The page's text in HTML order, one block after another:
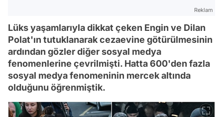
Reklam
Lüks yaşamlarıyla dikkat çeken Engin ve Dilan
Polat'ın tutuklanarak cezaevine götürülmesinin
ardından gözler diğer sosyal medya
fenomenlerine çevrilmişti. Hatta 600'den fazla
sosyal medya fenomeninin mercek altında
olduğunu öğrenmiştik.